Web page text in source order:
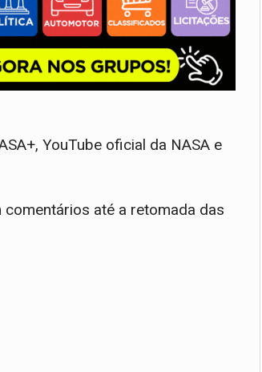
YouTube oficial da NASA e
até a retomada das